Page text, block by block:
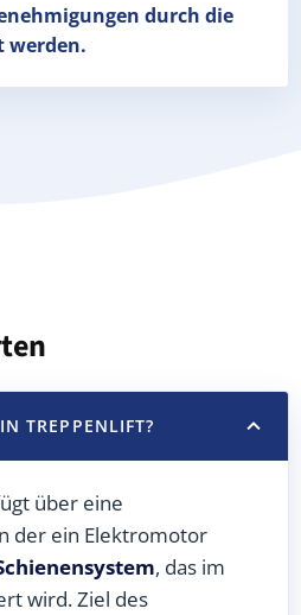
durch die
werden.
TREPPENLIFT?
über eine
der ein Elektromotor
, das im
wird. Ziel des